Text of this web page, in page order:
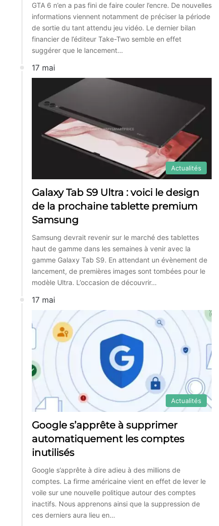
GTA 6 n’en a pas fini de faire couler l’encre. De nouvelles
informations viennent notamment de préciser la période
de sortie du tant attendu jeu vidéo. Le dernier bilan
financier de l’éditeur Take-Two semble en effet
suggérer que le lancement…
17 mai
Actualités
Galaxy Tab S9 Ultra : voici le design
de la prochaine tablette premium
Samsung
Samsung devrait revenir sur le marché des tablettes
haut de gamme dans les semaines à venir avec la
gamme Galaxy Tab S9. En attendant un évènement de
lancement, de premières images sont tombées pour le
modèle Ultra. L’occasion de découvrir…
17 mai
Actualités
Google s’apprête à supprimer
automatiquement les comptes
inutilisés
Google s’apprête à dire adieu à des millions de
comptes. La firme américaine vient en effet de lever le
voile sur une nouvelle politique autour des comptes
inactifs. Nous apprenons ainsi que la suppression de
ces derniers aura lieu en…